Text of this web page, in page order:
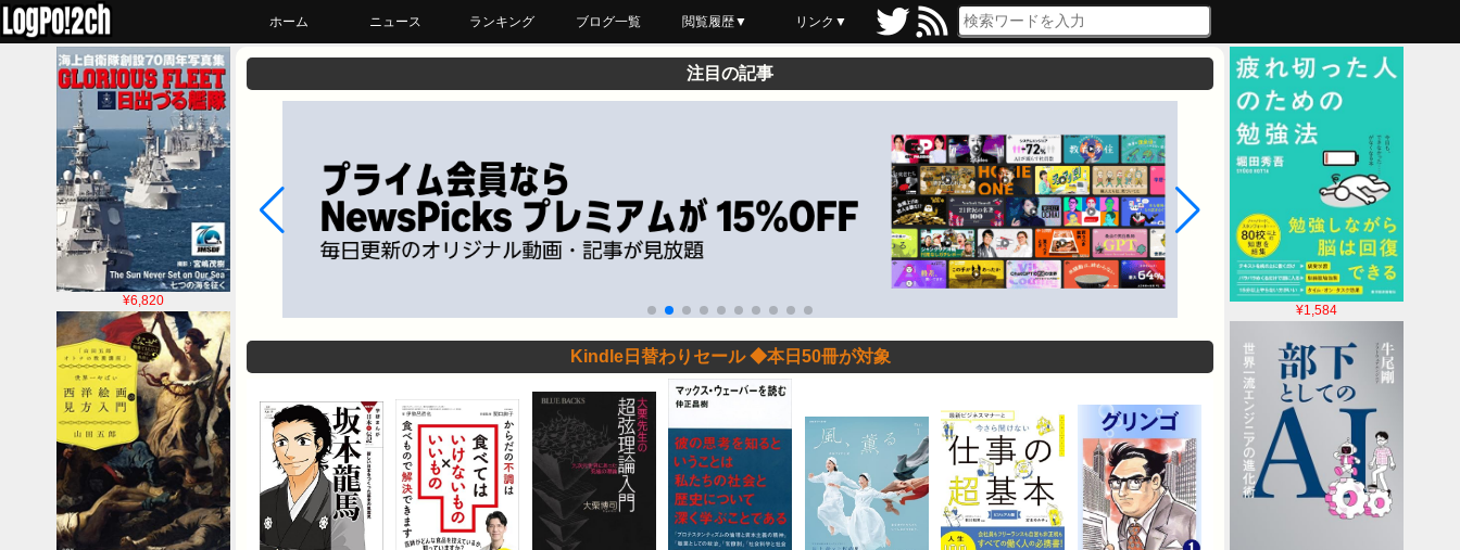
ホーム ニュース ランキング ブログ一覧 閲覧履歴▼
最近読んだ
あとで読む
ブックマーク
リンク▼
¥1,584
¥6,820
注目の記事
Kindle日替わりセール ◆本日50冊が対象